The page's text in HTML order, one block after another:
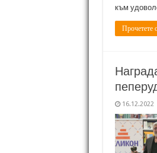
към
Прочетете
16.12.2022